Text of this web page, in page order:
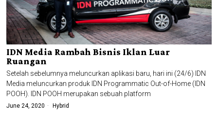
IDN Media Rambah Bisnis Iklan Luar
Ruangan
Setelah sebelumnya meluncurkan aplikasi baru, hari ini (24/6) IDN
Media meluncurkan produk IDN Programmatic Out-of-Home (IDN
POOH). IDN POOH merupakan sebuah platform
June 24, 2020 Hybrid